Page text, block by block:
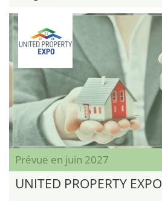
Prévue en juin 2027
UNITED PROPERTY EXPO